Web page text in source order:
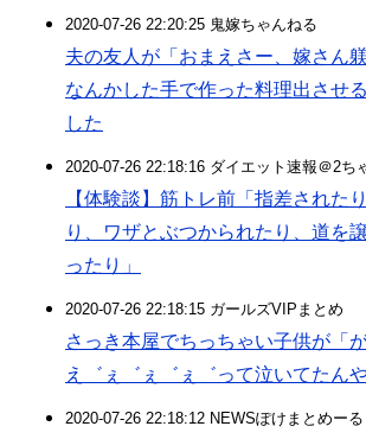
2020-07-26 22:20:25 鬼嫁ちゃんねる
夫の友人が「おまえさー、嫁さん
なんかした手で作った料理出させ
した
2020-07-26 22:18:16 ダイエット速報＠2ち
【体験談】筋トレ前「指差された
り、ワザとぶつかられたり、道を
ったり」
2020-07-26 22:18:15 ガールズVIPまとめ
さっき本屋でちっちゃい子供が「
え゛ぇ゛ぇ゛ぇ゛って泣いてたんや
2020-07-26 22:18:12 NEWSぽけまとめーる